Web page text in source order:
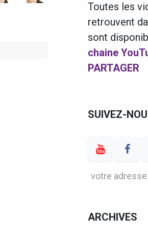
Toutes les
retrouvent
sont
chaine
PARTAGER
SUIVEZ-
ARCHIVES